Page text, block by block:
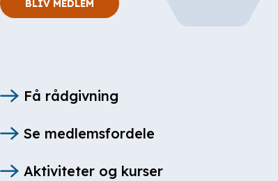
BLIV MEDLEM
Få rådgivning
Se medlemsfordele
Aktiviteter og kurser